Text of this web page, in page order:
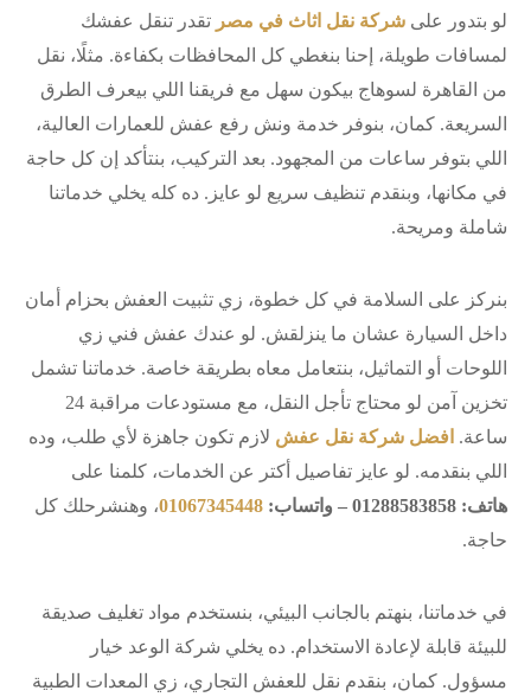
لو بتدور على شركة نقل اثاث في مصر تقدر تنقل عفشك
لمسافات طويلة، إحنا بنغطي كل المحافظات بكفاءة. مثلًا، نقل
من القاهرة لسوهاج بيكون سهل مع فريقنا اللي بيعرف الطرق
السريعة. كمان، بنوفر خدمة ونش رفع عفش للعمارات العالية،
اللي بتوفر ساعات من المجهود. بعد التركيب، بنتأكد إن كل حاجة
في مكانها، وبنقدم تنظيف سريع لو عايز. ده كله يخلي خدماتنا
شاملة ومريحة.
بنركز على السلامة في كل خطوة، زي تثبيت العفش بحزام أمان
داخل السيارة عشان ما ينزلقش. لو عندك عفش فني زي
اللوحات أو التماثيل، بنتعامل معاه بطريقة خاصة. خدماتنا تشمل
تخزين آمن لو محتاج تأجل النقل، مع مستودعات مراقبة 24
ساعة. افضل شركة نقل عفش لازم تكون جاهزة لأي طلب، وده
اللي بنقدمه. لو عايز تفاصيل أكتر عن الخدمات، كلمنا على
هاتف: 01288583858 – واتساب:
01067345448، وهنشرحلك كل
حاجة.
في خدماتنا، بنهتم بالجانب البيئي، بنستخدم مواد تغليف صديقة
للبيئة قابلة لإعادة الاستخدام. ده يخلي شركة الوعد خيار
مسؤول. كمان، بنقدم نقل للعفش التجاري، زي المعدات الطبية